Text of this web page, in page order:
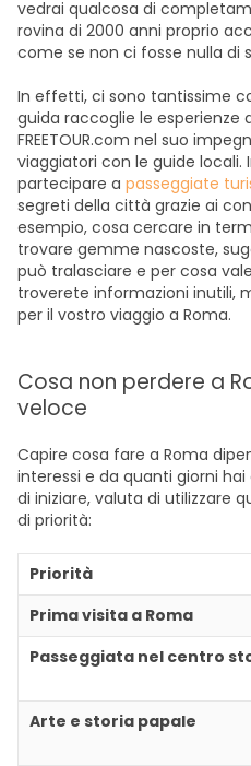
vedrai qualcosa di
rovina di 2000 anni proprio
come se non ci fosse nulla di
In effetti, ci sono tantissime
guida raccoglie le esperienze
FREETOUR.com nel suo
viaggiatori con le guide locali.
partecipare a passeggiate
segreti della città grazie ai
esempio, cosa cercare in
trovare gemme nascoste,
può tralasciare e per cosa
troverete informazioni inutili,
per il vostro viaggio a Roma.
Cosa non perdere a
veloce
Capire cosa fare a Roma
interessi e da quanti giorni hai
di iniziare, valuta di utilizzare
di priorità:
Priorità
Prima visita a Roma
Passeggiata nel centro
Arte e storia papale